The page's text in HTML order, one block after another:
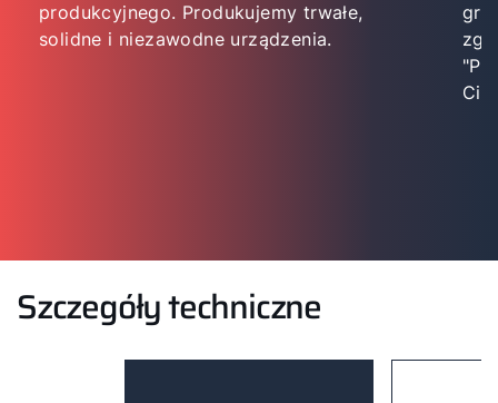
produkcyjnego. Produkujemy trwałe,
solidne i niezawodne urządzenia.
Szczegóły techniczne